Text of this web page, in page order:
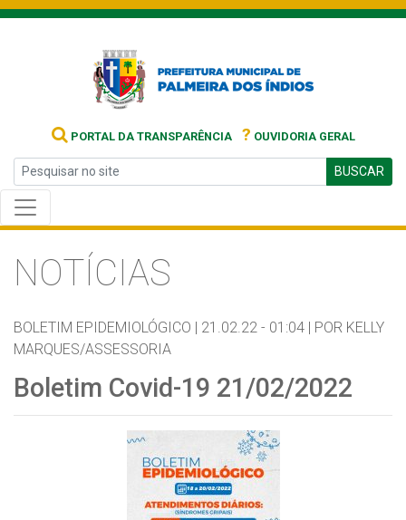
PORTAL DA TRANSPARÊNCIA ? OUVIDORIA GERAL
BUSCAR
NOTÍCIAS
BOLETIM EPIDEMIOLÓGICO | 21.02.22 - 01:04 | POR KELLY
MARQUES/ASSESSORIA
Boletim Covid-19 21/02/2022